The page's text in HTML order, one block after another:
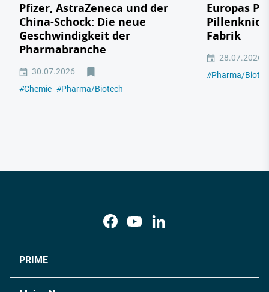
Pfizer, AstraZeneca und der
China-Schock: Die neue
Geschwindigkeit der
Pharmabranche
30.07.2026
#Chemie #Pharma/Biotech
Europas
Fabrik
28.07.2026
#Pharma/
PRIME